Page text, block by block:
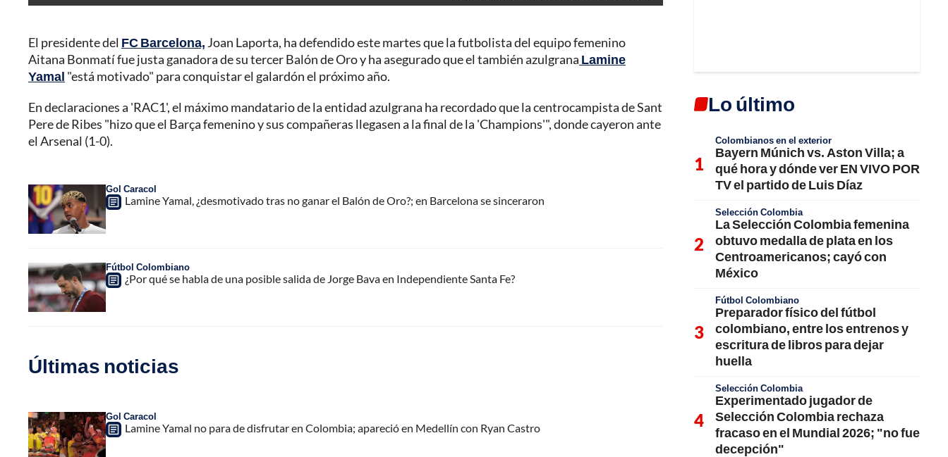
El presidente del FC Barcelona, Joan Laporta, ha defendido este martes que la futbolista del equipo femenino
Aitana Bonmatí fue justa ganadora de su tercer Balón de Oro y ha asegurado que el también azulgrana Lamine
Yamal "está motivado" para conquistar el galardón el próximo año.
En declaraciones a 'RAC1', el máximo mandatario de la entidad azulgrana ha recordado que la centrocampista de Sant
Pere de Ribes "hizo que el Barça femenino y sus compañeras llegasen a la final de la 'Champions'", donde cayeron ante
el Arsenal (1-0).
Gol Caracol
Lamine Yamal, ¿desmotivado tras no ganar el Balón de Oro?; en Barcelona se sinceraron
Fútbol Colombiano
¿Por qué se habla de una posible salida de Jorge Bava en Independiente Santa Fe?
Últimas noticias
Gol Caracol
Lamine Yamal no para de disfrutar en Colombia; apareció en Medellín con Ryan Castro
Lo último
Colombianos en el exterior
Bayern Múnich vs. Aston Villa; a
qué hora y dónde ver EN VIVO POR
TV el partido de Luis Díaz
Selección Colombia
La Selección Colombia femenina
obtuvo medalla de plata en los
Centroamericanos; cayó con
México
Fútbol Colombiano
Preparador físico del fútbol
colombiano, entre los entrenos y
escritura de libros para dejar
huella
Selección Colombia
Experimentado jugador de
Selección Colombia rechaza
fracaso en el Mundial 2026; "no fue
decepción"